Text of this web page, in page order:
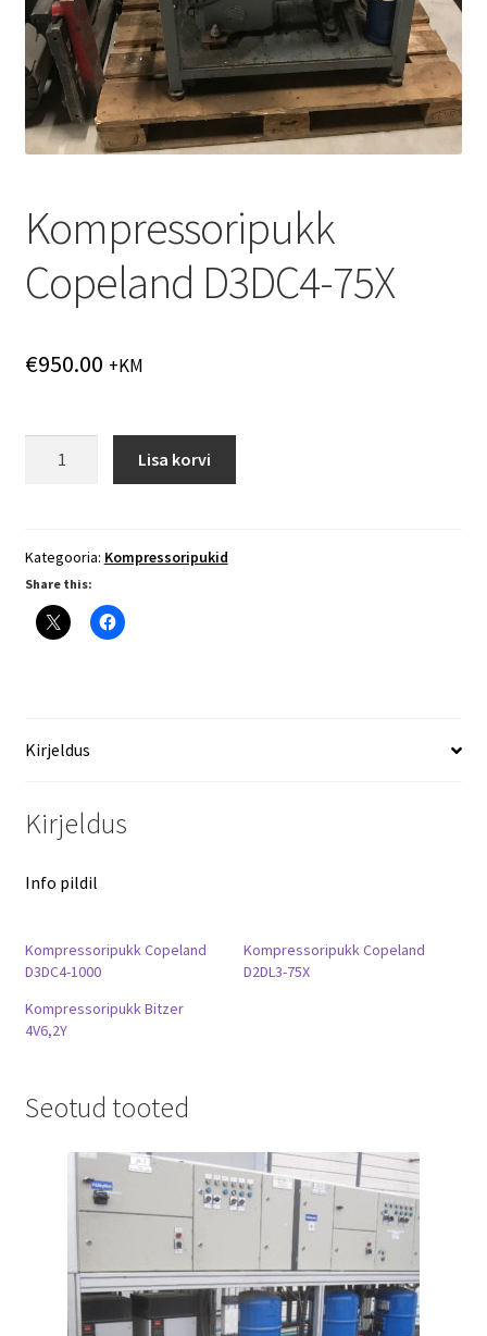
Kassa
Kompressoripukk
Copeland D3DC4-75X
€950.00 +KM
kogus
Lisa korvi
Kategooria: Kompressoripukid
Share this:
Kirjeldus
Kirjeldus
Info pildil
Kompressoripukk Copeland
D3DC4-1000
Kompressoripukk Copeland
D2DL3-75X
Kompressoripukk Bitzer
4V6,2Y
Seotud tooted